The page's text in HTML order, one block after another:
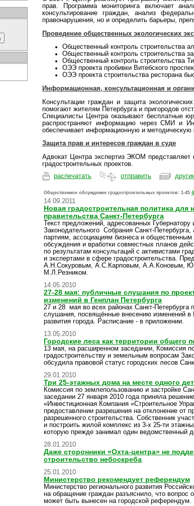
прав. Программа мониторинга включает
консультирование граждан, анализ
правонарушения, но и определить барьеры,
Проведение общественных экологических
Общественный контроль строительства
Общественный контроль строительства
Общественный контроль строительства
ОЭЭ проекта пробивки Витебского
ОЭЭ проекта строительства ресторана
Информационная, консультационная и
Консультации граждан и защита
помогают жителям Петербурга и пригородов
Специалисты Центра оказывают бесплатные
распространяют информацию через СМИ и
обеспечивает информационную и
Защита прав и интересов граждан в суде
Адвокат Центра экспертиз ЭКОМ
градостроительных проектов.
распечатать
отправить
Общественное обсуждение градостроительных проектов: 1-45
14.09.2011
Новая градостроительная политика для
правительства Санкт-Петербурга
Текст предложений, адресованных
Законодательного Собрания Санкт-Петербурга,
партиям, ассоциациям бизнеса и
обсуждения и вработки совместных планов
по результатам консультаций с активистами
и экспертами в сфере градостроительства.
А.Н.Сокуровым, А.С.Карповым, А.А.Коновым,
М.Л.Резником.
14.05.2010
27-28 мая: публичные слушания по
изменений в Генплан Петербурга
27 и 28 мая во всех районах Санкт-Петербурга
слушания, посвящённые внесению изменений в
развития города. Расписание - в приложении.
13.05.2010
Городские леса как территории общего
13 мая, на расширенном заседании, Комиссия
градостроительству и земельным вопросам
обсудила правовой статус городских лесов
29.01.2010
Три 25-этажных дома на месте одного
Комиссия по землепользованию и застройке
заседании 27 января 2010 года приняла
«Инвестиционная Компания «Строительное
предоставлении разрешения на отклонение от
разрешенного строительства. Собственник
и построить жилой комплекс из 3-х 25-ти
которую прежде занимал один ведомственный
28.01.2010
Даже сторонники «Охта-центра» не
строительство небоскреба
25.01.2010
Министерство рекомендует референдум
Министерство регионального развития
на обращение граждан разъяснило, что вопрос
может быть вынесен на городской референдум.